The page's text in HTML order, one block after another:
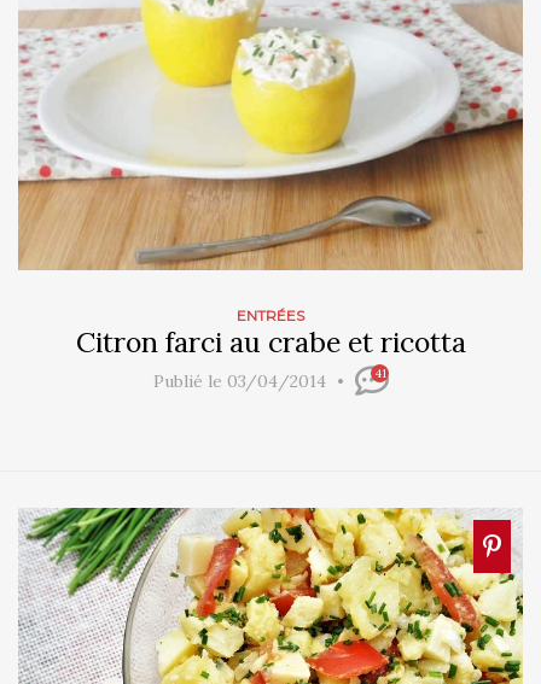
ENTRÉES
Citron farci au crabe et ricotta
Publié le 03/04/2014 41